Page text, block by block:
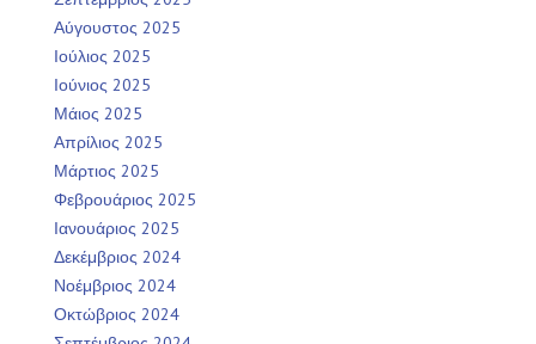
Αύγουστος 2025
Ιούλιος 2025
Ιούνιος 2025
Μάιος 2025
Απρίλιος 2025
Μάρτιος 2025
Φεβρουάριος 2025
Ιανουάριος 2025
Δεκέμβριος 2024
Νοέμβριος 2024
Οκτώβριος 2024